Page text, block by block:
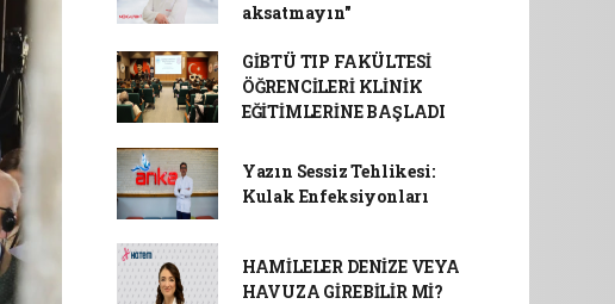
aksatmayın"
GİBTÜ TIP FAKÜLTESİ
ÖĞRENCİLERİ KLİNİK
EĞİTİMLERİNE BAŞLADI
Yazın Sessiz Tehlikesi:
Kulak Enfeksiyonları
HAMİLELER DENİZE VEYA
HAVUZA GİREBİLİR Mİ?